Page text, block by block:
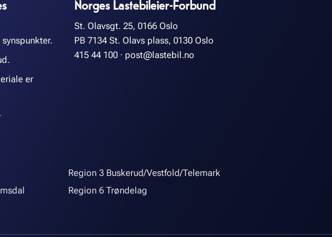
er
Norges Lastebileier-Forbund
St. Olavsgt. 25, 0166 Oslo
PB 7134 St. Olavs plass, 0130 Oslo
415 44 100 · post@lastebil.no
Region 3 Buskerud/Vestfold/Telemark
Region 6 Trøndelag